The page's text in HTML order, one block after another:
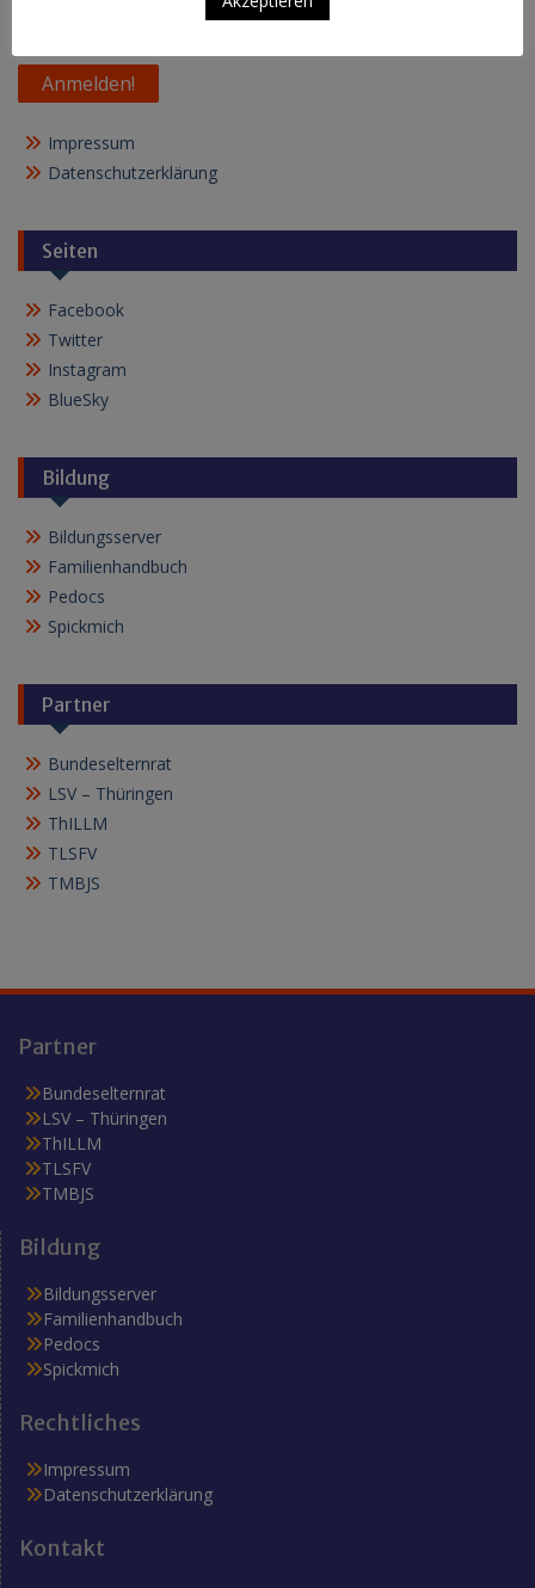
Impressum
Datenschutzerklärung
Seiten
Facebook
Twitter
Instagram
BlueSky
Bildung
Bildungsserver
Familienhandbuch
Pedocs
Spickmich
Partner
Bundeselternrat
LSV – Thüringen
ThILLM
TLSFV
TMBJS
Partner
Bundeselternrat
LSV – Thüringen
ThILLM
TLSFV
TMBJS
Bildung
Bildungsserver
Familienhandbuch
Pedocs
Spickmich
Rechtliches
Impressum
Datenschutzerklärung
Kontakt